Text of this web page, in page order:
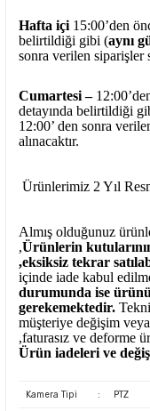
Hafta içi 15:00’den
belirtildiği gibi (aynı
sonra verilen siparişler
Cumartesi –
detayında belirtildiği
12:00’ den sonra
alınacaktır.
Ürünlerimiz 2 Yıl
Almış olduğunuz
,Ürünlerin kutularının
,eksiksiz tekrar
içinde iade kabul
durumunda ise
gerekemektedir.
müşteriye değişim veya
,faturasız ve deforme
Ürün iadeleri ve
Kamera Tipi : PTZ